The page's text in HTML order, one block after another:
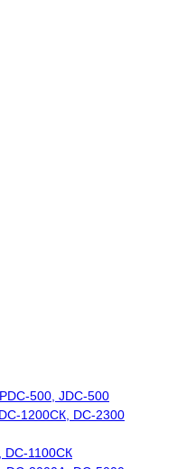
500, JDC-500
1200СК, DC-2300
DC-1100СК